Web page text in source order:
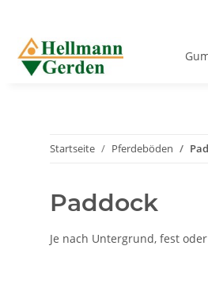
Startseite Pferdeböden
Paddock
Je nach Untergrund, fest